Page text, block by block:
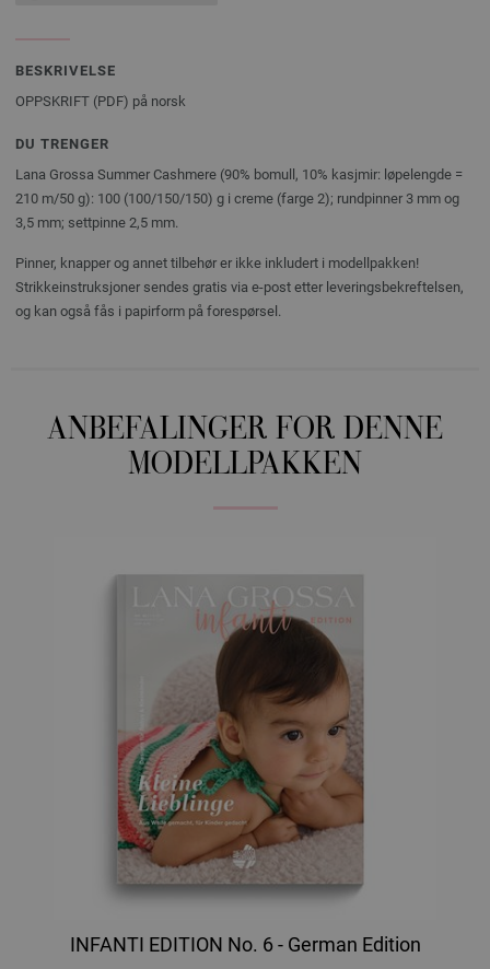
BESKRIVELSE
OPPSKRIFT (PDF) på norsk
DU TRENGER
Lana Grossa Summer Cashmere (90% bomull, 10% kasjmir: løpelengde =
210 m/50 g): 100 (100/150/150) g i creme (farge 2); rundpinner 3 mm og
3,5 mm; settpinne 2,5 mm.
Pinner, knapper og annet tilbehør er ikke inkludert i modellpakken!
Strikkeinstruksjoner sendes gratis via e-post etter leveringsbekreftelsen,
og kan også fås i papirform på forespørsel.
ANBEFALINGER FOR DENNE
MODELLPAKKEN
INFANTI EDITION No. 6 - German Edition